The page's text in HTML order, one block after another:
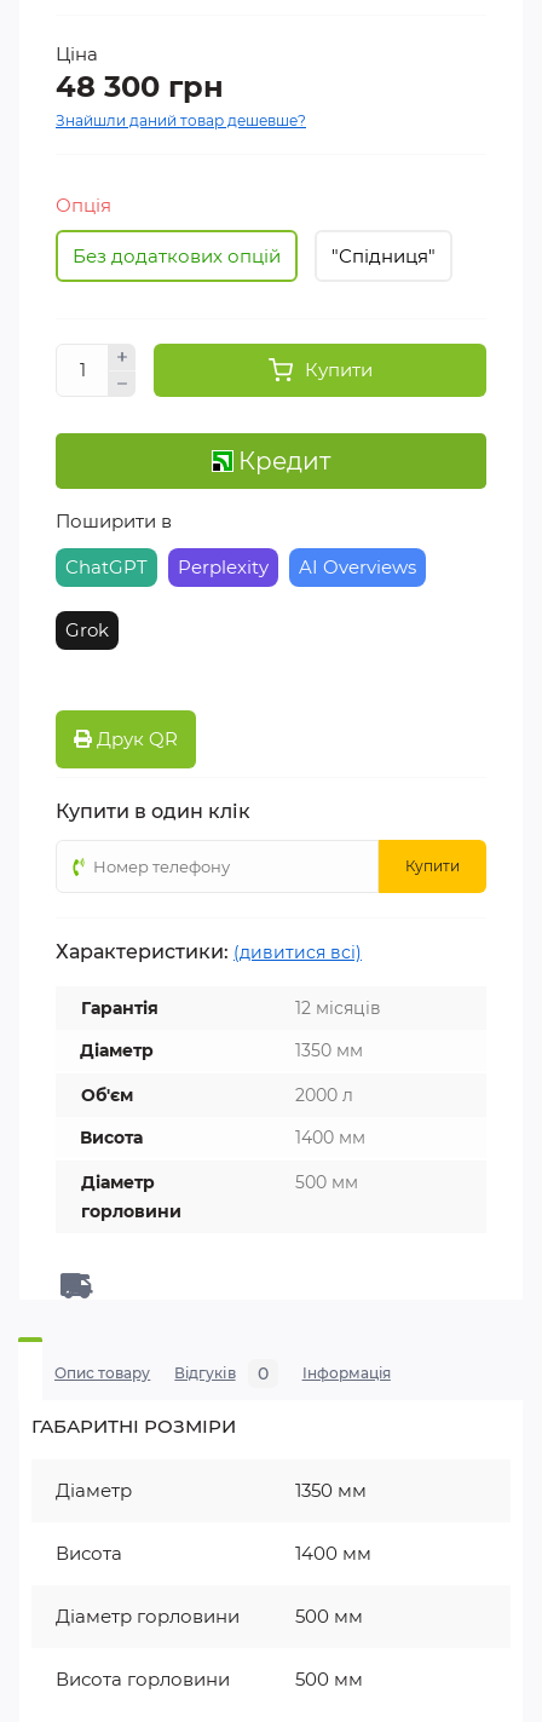
Ціна
48 300 грн
Знайшли даний товар дешевше?
Опція
Без додаткових опцій "Спідниця"
Купити
Кредит
Поширити в
ChatGPT
Perplexity AI Overviews
Grok
Друк QR
Купити в один клік
Купити
Характеристики: (дивитися всі)
Гарантія
12 місяців
Діаметр
1350 мм
Об'єм
2000 л
Висота
1400 мм
Діаметр
горловини
500 мм
Опис товару Відгуків 0 Iнформація
ГАБАРИТНІ РОЗМІРИ
Діаметр 1350 мм
Висота 1400 мм
Діаметр горловини 500 мм
Висота горловини 500 мм